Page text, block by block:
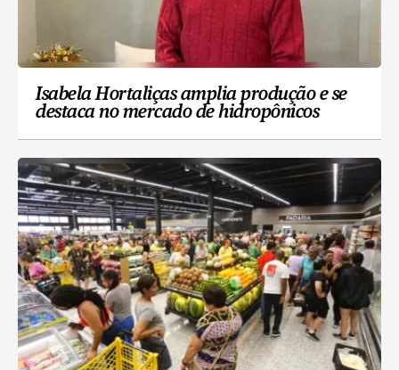
Isabela Hortaliças amplia produção e se
destaca no mercado de hidropônicos